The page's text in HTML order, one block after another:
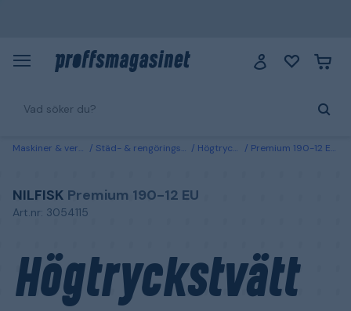
Maskiner & verktyg Städ- & rengöringsmaskiner Högtryckstvättar Premium 190-12 EU Nilfisk Högtryckstvätt
NILFISK Premium 190-12 EU
Art.nr: 3054115
Högtryckstvätt